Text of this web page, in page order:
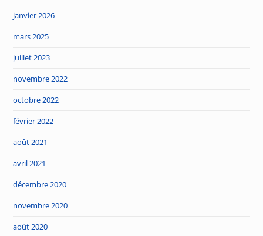
janvier 2026
mars 2025
juillet 2023
novembre 2022
octobre 2022
février 2022
août 2021
avril 2021
décembre 2020
novembre 2020
août 2020